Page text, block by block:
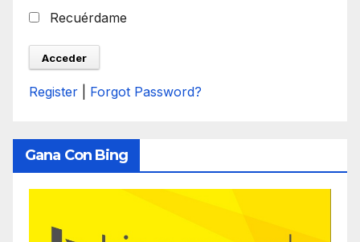
Recuérdame
Register Forgot Password?
Gana Con Bing